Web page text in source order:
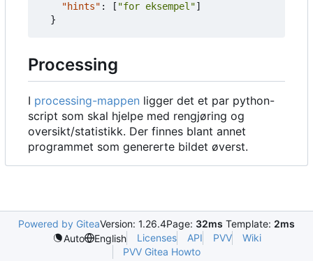
"hints" : [ "for eksempel"]
}
Processing
I processing-mappen ligger det et par python-
script som skal hjelpe med rengjøring og
oversikt/statistikk. Der finnes blant annet
programmet som genererte bildet øverst.
Powered by GiteaVersion: 1.26.4Page: 32ms Template: 2ms
Auto
English Licenses API PVV
Wiki
PVV Gitea Howto